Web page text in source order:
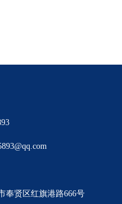
奉贤区红旗港路666号